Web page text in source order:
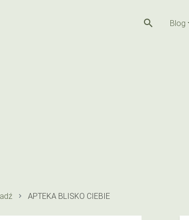
search Blog
APTEKA BLISKO CIEBIE